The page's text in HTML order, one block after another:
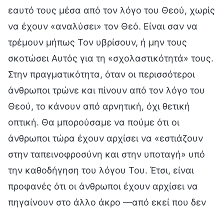
εαυτό τους μέσα από τον λόγο του Θεού, χωρίς
να έχουν «αναλύσει» τον Θεό. Είναι σαν να
τρέμουν μήπως Τον υβρίσουν, ή μην τους
σκοτώσει Αυτός για τη «σχολαστικότητά» τους.
Στην πραγματικότητα, όταν οι περισσότεροι
άνθρωποι τρώνε και πίνουν από τον λόγο του
Θεού, το κάνουν από αρνητική, όχι θετική
οπτική. Θα μπορούσαμε να πούμε ότι οι
άνθρωποι τώρα έχουν αρχίσει να «εστιάζουν
στην ταπεινοφροσύνη και στην υποταγή» υπό
την καθοδήγηση του λόγου Του. Έτσι, είναι
προφανές ότι οι άνθρωποι έχουν αρχίσει να
πηγαίνουν στο άλλο άκρο —από εκεί που δεν